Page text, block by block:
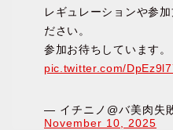
レギュレーションや参
ださい。
参加お待ちしています。
pic.twitter.com/
— イチニノ@バ美肉失
November 10, 2025